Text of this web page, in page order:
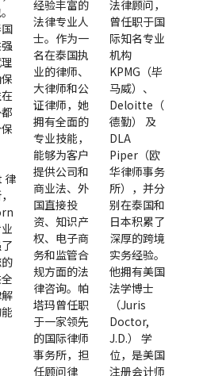
律
经验丰富的
法律专业人
士。作为一
名在泰国执
业的律师、
大律师和公
证律师，她
拥有全面的
专业技能，
能够为客户
提供公司和
商业法、外
国直接投
资、知识产
权、电子商
务和监管合
规方面的法
律咨询。帕
塔玛曾任职
于一家领先
的国际律师
事务所，担
任顾问律
法律顾问，
曾任职于国
际知名专业
机构
KPMG（毕
马威）、
Deloitte（
德勤） 及
DLA
Piper（欧
华律师事务
所），并分
别在泰国和
日本积累了
深厚的跨境
实务经验。
他拥有美国
法学博士
（Juris
Doctor,
J.D.） 学
位，是美国
注册会计师